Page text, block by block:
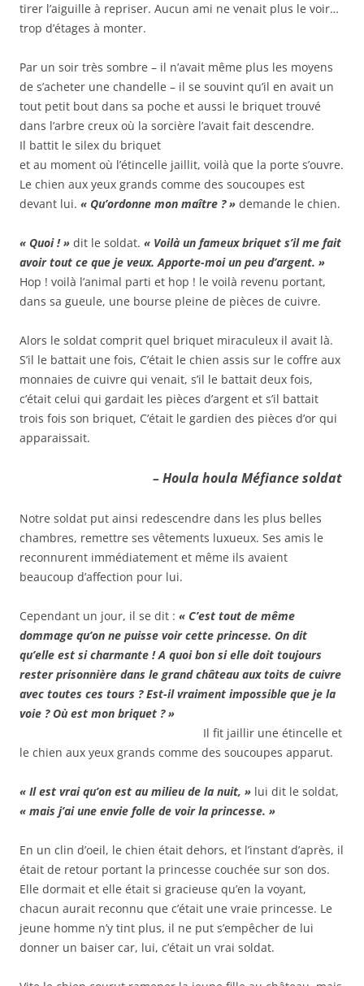
tirer l’aiguille à repriser. Aucun ami ne venait plus le voir…
trop d’étages à monter.
Par un soir très sombre – il n’avait même plus les moyens
de s’acheter une chandelle – il se souvint qu’il en avait un
tout petit bout dans sa poche et aussi le briquet trouvé
dans l’arbre creux où la sorcière l’avait fait descendre.
Il battit le silex du briquet
et au moment où l’étincelle jaillit, voilà que la porte s’ouvre.
Le chien aux yeux grands comme des soucoupes est
devant lui. « Qu’ordonne mon maître ? » demande le chien.
« Quoi ! » dit le soldat. « Voilà un fameux briquet s’il me fait
avoir tout ce que je veux. Apporte-moi un peu d’argent. »
Hop ! voilà l’animal parti et hop ! le voilà revenu portant,
dans sa gueule, une bourse pleine de pièces de cuivre.
Alors le soldat comprit quel briquet miraculeux il avait là.
S’il le battait une fois, C’était le chien assis sur le coffre aux
monnaies de cuivre qui venait, s’il le battait deux fois,
c’était celui qui gardait les pièces d’argent et s’il battait
trois fois son briquet, C’était le gardien des pièces d’or qui
apparaissait.
– Houla houla Méfiance soldat
Notre soldat put ainsi redescendre dans les plus belles
chambres, remettre ses vêtements luxueux. Ses amis le
reconnurent immédiatement et même ils avaient
beaucoup d’affection pour lui.
Cependant un jour, il se dit : « C’est tout de même
dommage qu’on ne puisse voir cette princesse. On dit
qu’elle est si charmante ! A quoi bon si elle doit toujours
rester prisonnière dans le grand château aux toits de cuivre
avec toutes ces tours ? Est-il vraiment impossible que je la
voie ? Où est mon briquet ? »
Il fit jaillir une étincelle et
le chien aux yeux grands comme des soucoupes apparut.
« Il est vrai qu’on est au milieu de la nuit, » lui dit le soldat,
« mais j’ai une envie folle de voir la princesse. »
En un clin d’oeil, le chien était dehors, et l’instant d’après, il
était de retour portant la princesse couchée sur son dos.
Elle dormait et elle était si gracieuse qu’en la voyant,
chacun aurait reconnu que c’était une vraie princesse. Le
jeune homme n’y tint plus, il ne put s’empêcher de lui
donner un baiser car, lui, c’était un vrai soldat.